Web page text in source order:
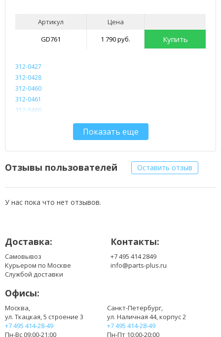
Артикул
Цена
GD761
1 790 руб. Купить
312-0427
312-0428
312-0460
312-0461
312-0466
451-10338
451-10339
451-10482
PD946
RD850
RD855
RD859
TD344
TD347
TD349
Показать еще
Отзывы пользователей Оставить отзыв
У нас пока что нет отзывов.
Доставка:
Самовывоз
Курьером по Москве
Службой доставки
Контакты:
+7 495 414 2849
info@parts-plus.ru
Офисы:
Москва,
ул. Ткацкая, 5 строение 3
+7 495 414-28-49
Пн-Вс 09:00-21:00
Санкт-Петербург,
ул. Наличная 44, корпус 2
+7 495 414-28-49
Пн-Пт 10:00-20:00